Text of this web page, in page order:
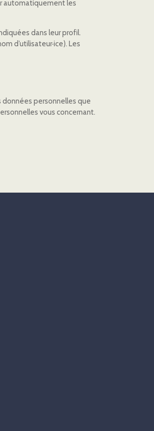
automatiquement les
dans leur profil.
d’utilisateur·ice). Les
données personnelles que
vous concernant.